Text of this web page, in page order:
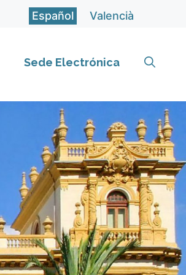
Español Valencià
Sede Electrónica